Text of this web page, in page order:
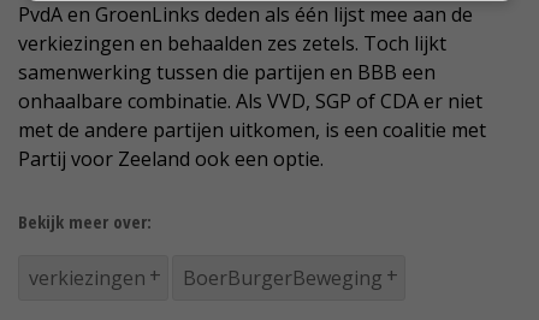
PvdA en GroenLinks deden als één lijst mee aan de
verkiezingen en behaalden zes zetels. Toch lijkt
samenwerking tussen die partijen en BBB een
onhaalbare combinatie. Als VVD, SGP of CDA er niet
met de andere partijen uitkomen, is een coalitie met
Partij voor Zeeland ook een optie.
Bekijk meer over:
verkiezingen BoerBurgerBeweging